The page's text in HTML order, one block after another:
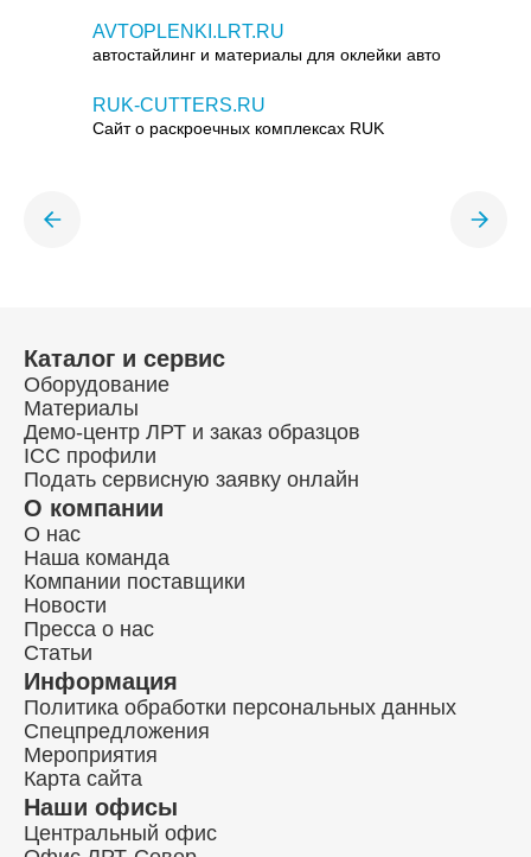
AVTOPLENKI.LRT.RU
автостайлинг и материалы для оклейки авто
RUK-CUTTERS.RU
Сайт о раскроечных комплексах RUK
Каталог и сервис
Оборудование
Материалы
Демо-центр ЛРТ и заказ образцов
ICC профили
Подать сервисную заявку онлайн
Информация
Политика обработки персональных данных
Спецпредложения
Мероприятия
Карта сайта
О компании
О нас
Наша команда
Компании поставщики
Новости
Пресса о нас
Статьи
Наши офисы
Центральный офис